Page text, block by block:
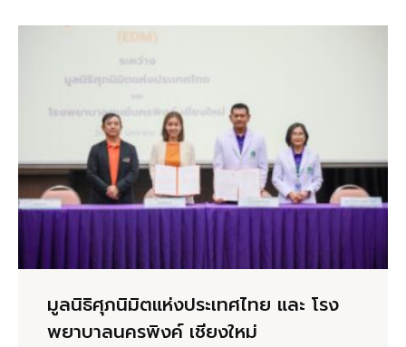
มูลนิธิศุภนิมิตแห่งประเทศไทย และ โรง
พยาบาลนครพิงค์ เชียงใหม่